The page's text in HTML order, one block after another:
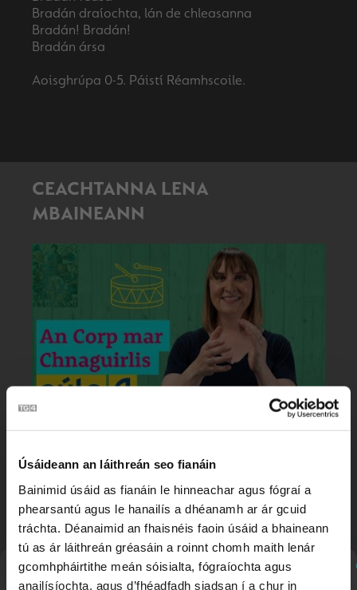
Úsáideann an láithreán seo fianáin
Bainimid úsáid as fianáin le hinneachar agus fógraí a
phearsantú agus le hanailís a dhéanamh ar ár gcuid
tráchta. Déanaimid an fhaisnéis faoin úsáid a bhaineann
tú as ár láithreán gréasáin a roinnt chomh maith lenár
gcomhpháirtithe meán sóisialta, fógraíochta agus
anailísíochta, agus d’fhéadfadh siadsan í a chur in
Bradán draíochta, lán de chleasanna
Bradán! Bradán!
Bradán ársa
CEACHTANNA LENA
MBAINEANN
2:04